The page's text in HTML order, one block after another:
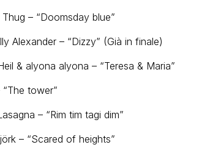
– “Doomsday blue”
Alexander – “Dizzy” (Già in finale)
& alyona alyona – “Teresa & Maria”
tower”
– “Rim tim tagi dim”
– “Scared of heights”